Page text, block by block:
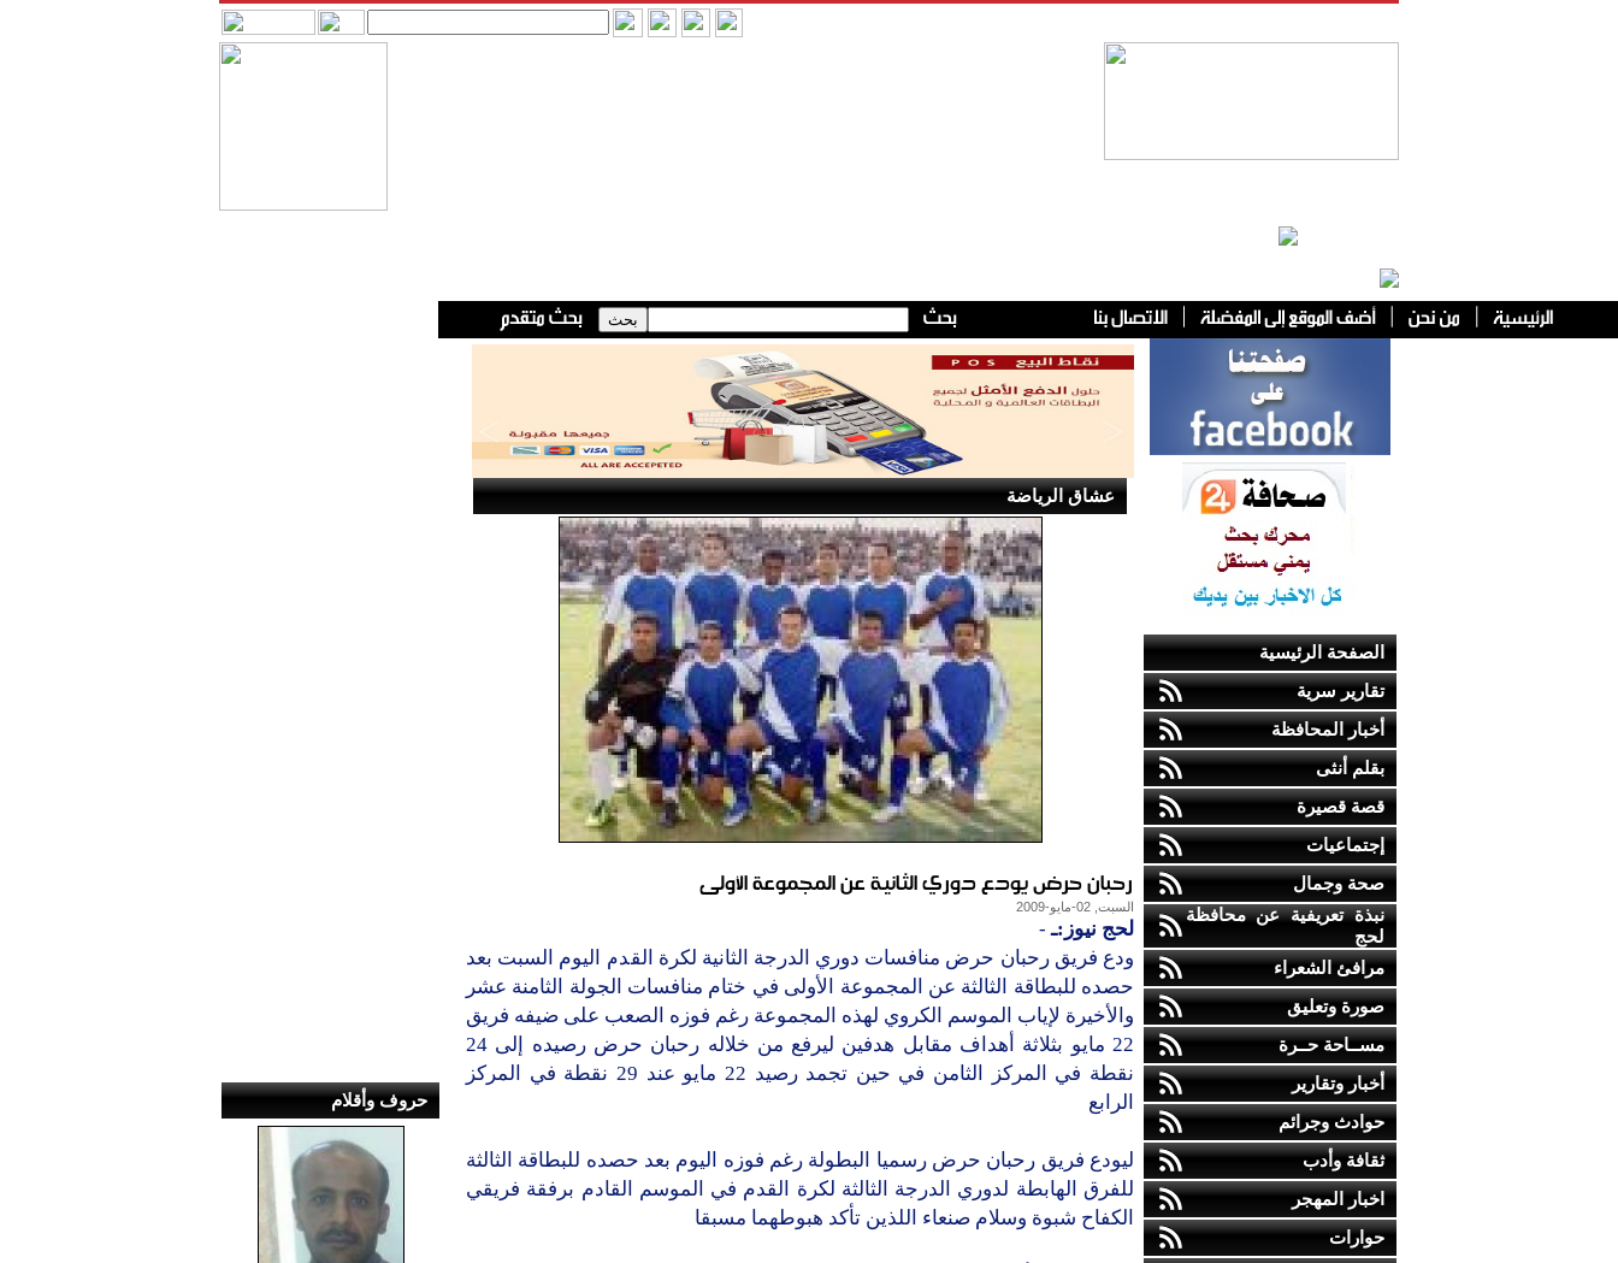
الصفحة الرئيسية
تقارير سرية
أخبار المحافظة
بقلم أنثى
قصة قصيرة
إجتماعيات
صحة وجمال
نبذة تعريفية عن محافظة
لحج
مرافئ الشعراء
صورة وتعليق
مســاحة حــرة
أخبار وتقارير
حوادث وجرائم
ثقافة وأدب
اخبار المهجر
حوارات
عشاق الرياضة
رحبان حرض يودع دوري الثانية عن المجموعة الأولى
السبت, 02-مايو-2009
لحج نيوز:ـ-
ودع فريق رحبان حرض منافسات دوري الدرجة الثانية لكرة القدم اليوم السبت بعد
حصده للبطاقة الثالثة عن المجموعة الأولى في ختام منافسات الجولة الثامنة عشر
والأخيرة لإياب الموسم الكروي لهذه المجموعة رغم فوزه الصعب على ضيفه فريق
22 مايو بثلاثة أهداف مقابل هدفين ليرفع من خلاله رحبان حرض رصيده إلى 24
نقطة في المركز الثامن في حين تجمد رصيد 22 مايو عند 29 نقطة في المركز
الرابع
ليودع فريق رحبان حرض رسميا البطولة رغم فوزه اليوم بعد حصده للبطاقة الثالثة
للفرق الهابطة لدوري الدرجة الثالثة لكرة القدم في الموسم القادم برفقة فريقي
الكفاح شبوة وسلام صنعاء اللذين تأكد هبوطهما مسبقا
حروف وأقلام